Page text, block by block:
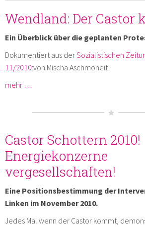
Wendland: Der Castor
Ein Überblick über die geplanten
Dokumentiert aus derSozialistischen
11/2010:von Mischa Aschmoneit
mehr …
Castor Schottern 2010!
Energiekonzerne
vergesellschaften!
Eine Positionsbestimmung der
Linken im November 2010.
Jedes Mal wenn der Castor kommt,